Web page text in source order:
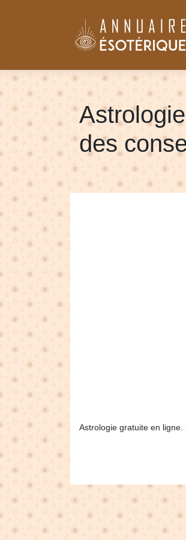
des
Astrologie gratuite en